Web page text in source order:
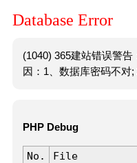
Database Error
(1040) 365建站错误警
因：1、数据库密码不对;
PHP Debug
No. File